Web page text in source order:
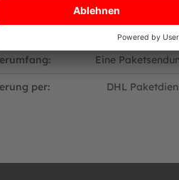
Sonstiges
Eine
per: DHL